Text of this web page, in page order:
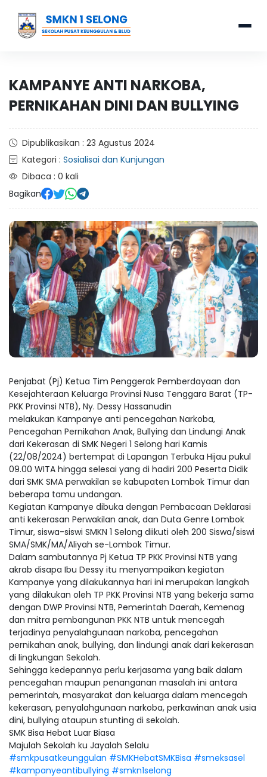
KAMPANYE ANTI NARKOBA,
PERNIKAHAN DINI DAN BULLYING
Dipublikasikan : 23 Agustus 2024
Kategori : Sosialisai dan Kunjungan
Dibaca : 0 kali
Bagikan
Penjabat (Pj) Ketua Tim Penggerak Pemberdayaan dan
Kesejahteraan Keluarga Provinsi Nusa Tenggara Barat (TP-
PKK Provinsi NTB), Ny. Dessy Hassanudin
melakukan Kampanye anti pencegahan Narkoba,
Pencegahan Pernikahan Anak, Bullying dan Lindungi Anak
dari Kekerasan di SMK Negeri 1 Selong hari Kamis
(22/08/2024) bertempat di Lapangan Terbuka Hijau pukul
09.00 WITA hingga selesai yang di hadiri 200 Peserta Didik
dari SMK SMA perwakilan se kabupaten Lombok Timur dan
beberapa tamu undangan.
Kegiatan Kampanye dibuka dengan Pembacaan Deklarasi
anti kekerasan Perwakilan anak, dan Duta Genre Lombok
Timur, siswa-siswi SMKN 1 Selong diikuti oleh 200 Siswa/siswi
SMA/SMK/MA/Aliyah se-Lombok Timur.
Dalam sambutannya Pj Ketua TP PKK Provinsi NTB yang
akrab disapa Ibu Dessy itu menyampaikan kegiatan
Kampanye yang dilakukannya hari ini merupakan langkah
yang dilakukan oleh TP PKK Provinsi NTB yang bekerja sama
dengan DWP Provinsi NTB, Pemerintah Daerah, Kemenag
dan mitra pembangunan PKK NTB untuk mencegah
terjadinya penyalahgunaan narkoba, pencegahan
pernikahan anak, bullying, dan lindungi anak dari kekerasan
di lingkungan Sekolah.
Sehingga kedepannya perlu kerjasama yang baik dalam
pencegahan maupun penanganan masalah ini antara
pemerintah, masyarakat dan keluarga dalam mencegah
kekerasan, penyalahgunaan narkoba, perkawinan anak usia
dini, bullying ataupun stunting di sekolah.
SMK Bisa Hebat Luar Biasa
Majulah Sekolah ku Jayalah Selalu
#smkpusatkeunggulan #SMKHebatSMKBisa #smeksasel
#kampanyeantibullying #smkn1selong